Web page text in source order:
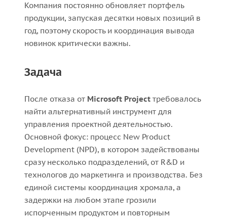
Компания постоянно обновляет портфель
продукции, запуская десятки новых позиций в
год, поэтому скорость и координация вывода
новинок критически важны.
Задача
После отказа от Microsoft Project требовалось
найти альтернативный инструмент для
управления проектной деятельностью.
Основной фокус: процесс New Product
Development (NPD), в котором задействованы
сразу несколько подразделений, от R&D и
технологов до маркетинга и производства. Без
единой системы координация хромала, а
задержки на любом этапе грозили
испорченным продуктом и повторным